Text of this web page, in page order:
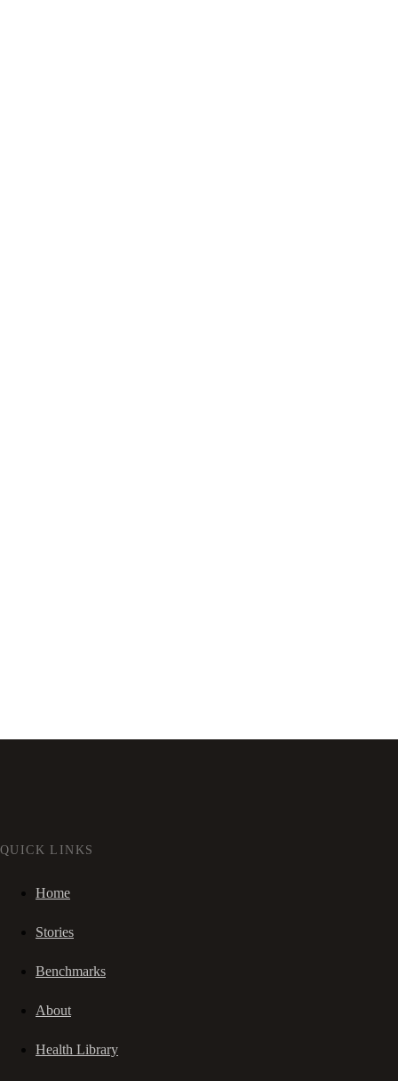
QUICK LINKS
Home
Stories
Benchmarks
About
Health Library